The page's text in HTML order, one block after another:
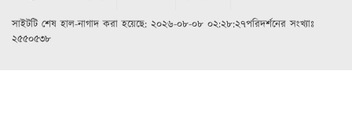
সাইটটি শেষ হাল-নাগাদ করা হয়েছে: ২০২৬-০৮-০৮ ০২:২৮:২৭পরিদর্শনের সংখ্যাঃ
২৫৫০৫৩৮